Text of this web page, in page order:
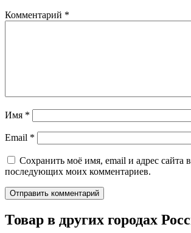
Комментарий *
Имя *
Email *
Сохранить моё имя, email и адрес сайта
последующих моих комментариев.
Товар в других городах